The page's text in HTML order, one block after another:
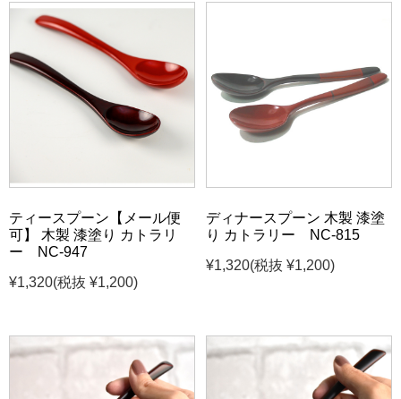
ティースプーン【メール便
可】 木製 漆塗り カトラリ
ー NC-947
¥1,320(税抜 ¥1,200)
ディナースプーン 木製 漆塗
り カトラリー NC-815
¥1,320(税抜 ¥1,200)